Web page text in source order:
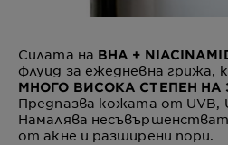
Силата на BHA +
флуид за ежедневна грижа,
МНОГО ВИСОКА СТЕПЕН НА
Предпазва кожата от UVB,
Намалява
от акне и разширени пори.